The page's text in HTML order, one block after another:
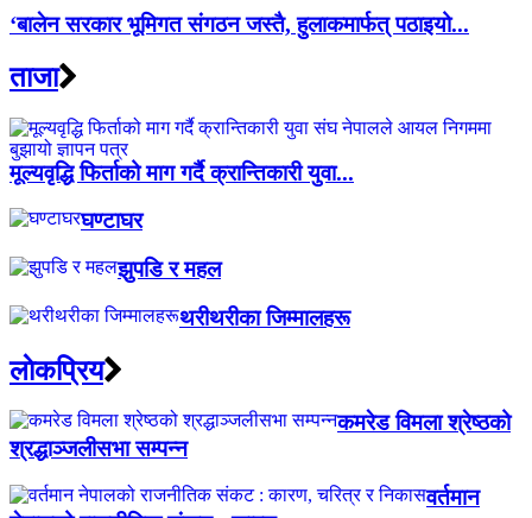
‘बालेन सरकार भूमिगत संगठन जस्तै, हुलाकमार्फत् पठाइयो...
ताजा
मूल्यवृद्धि फिर्ताको माग गर्दै क्रान्तिकारी युवा...
घण्टाघर
झुपडि र महल
थरीथरीका जिम्मालहरू
लाेकप्रिय
कमरेड विमला श्रेष्ठको
श्रद्धाञ्जलीसभा सम्पन्न
वर्तमान